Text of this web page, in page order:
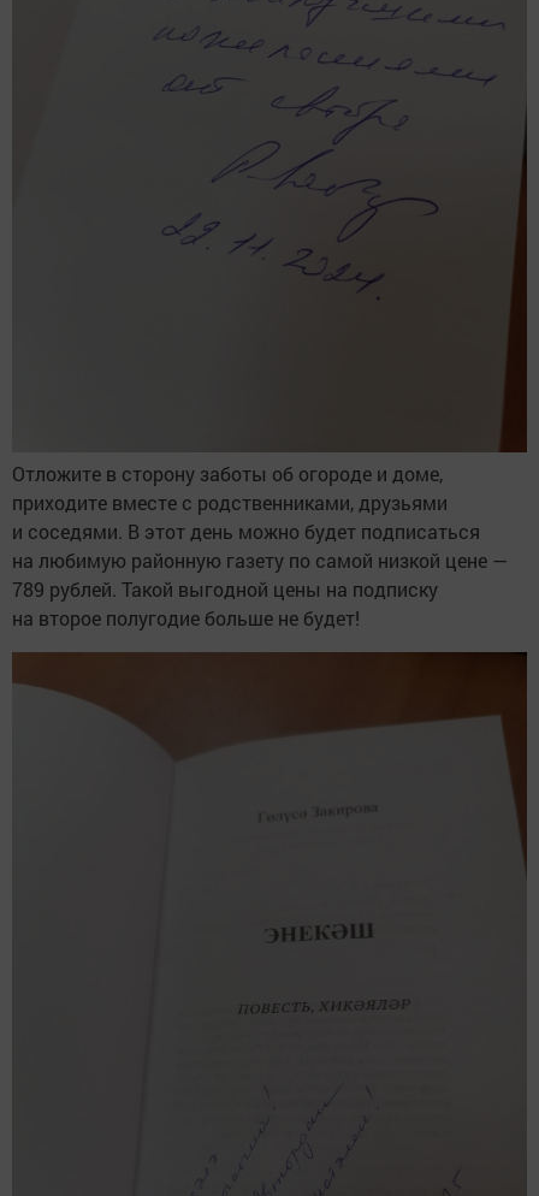
Отложите в сторону заботы об огороде и доме,
приходите вместе с родственниками, друзьями
и соседями. В этот день можно будет подписаться
на любимую районную газету по самой низкой цене —
789 рублей. Такой выгодной цены на подписку
на второе полугодие больше не будет!